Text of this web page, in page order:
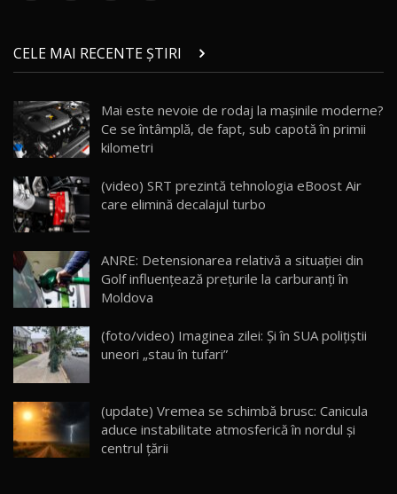
chinez care face lumea să se întoarcă după el
/ AutoBlog.MD
17:27
15 14:37
16
AutoBlogMD
13:10
17 20:06
30:08
AutoBlog.MD
23:36
20
Noul ZEEKR 7X / Test Drive AutoBlog.MD
29:08
CELE MAI RECENTE ȘTIRI
Mai este nevoie de rodaj la mașinile moderne?
Ce se întâmplă, de fapt, sub capotă în primii
kilometri
(video) SRT prezintă tehnologia eBoost Air
care elimină decalajul turbo
ANRE: Detensionarea relativă a situației din
Golf influențează prețurile la carburanți în
Moldova
(foto/video) Imaginea zilei: Și în SUA polițiștii
uneori „stau în tufari”
(update) Vremea se schimbă brusc: Canicula
aduce instabilitate atmosferică în nordul și
centrul țării